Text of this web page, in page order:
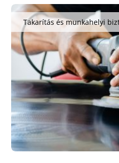
Takarítás és munkahelyi